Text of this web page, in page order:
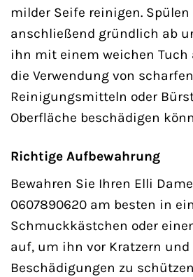
milder Seife reinigen.
anschließend gründlich ab
ihn mit einem weichen Tuch
die Verwendung von scharfen
Reinigungsmitteln oder
Oberfläche beschädigen
Richtige Aufbewahrung
Bewahren Sie Ihren Elli
0607890620 am besten in
Schmuckkästchen oder
auf, um ihn vor Kratzern und
Beschädigungen zu